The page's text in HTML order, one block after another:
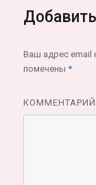
Ваш адрес email
помечены*